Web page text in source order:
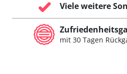
Viele weitere
mit 30 Tagen